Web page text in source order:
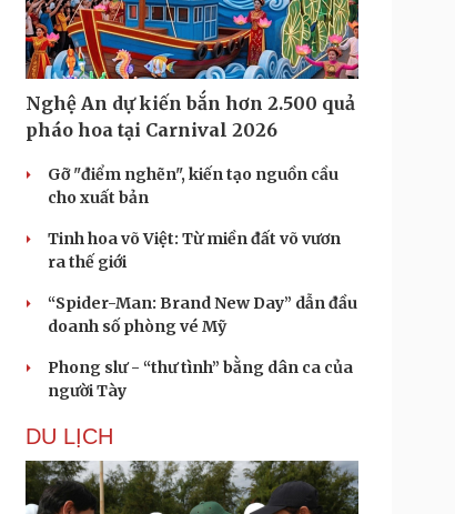
Nghệ An dự kiến bắn hơn 2.500 quả
pháo hoa tại Carnival 2026
Gỡ "điểm nghẽn", kiến tạo nguồn cầu
cho xuất bản
Tinh hoa võ Việt: Từ miền đất võ vươn
ra thế giới
“Spider-Man: Brand New Day” dẫn đầu
doanh số phòng vé Mỹ
Phong slư - “thư tình” bằng dân ca của
người Tày
DU LỊCH